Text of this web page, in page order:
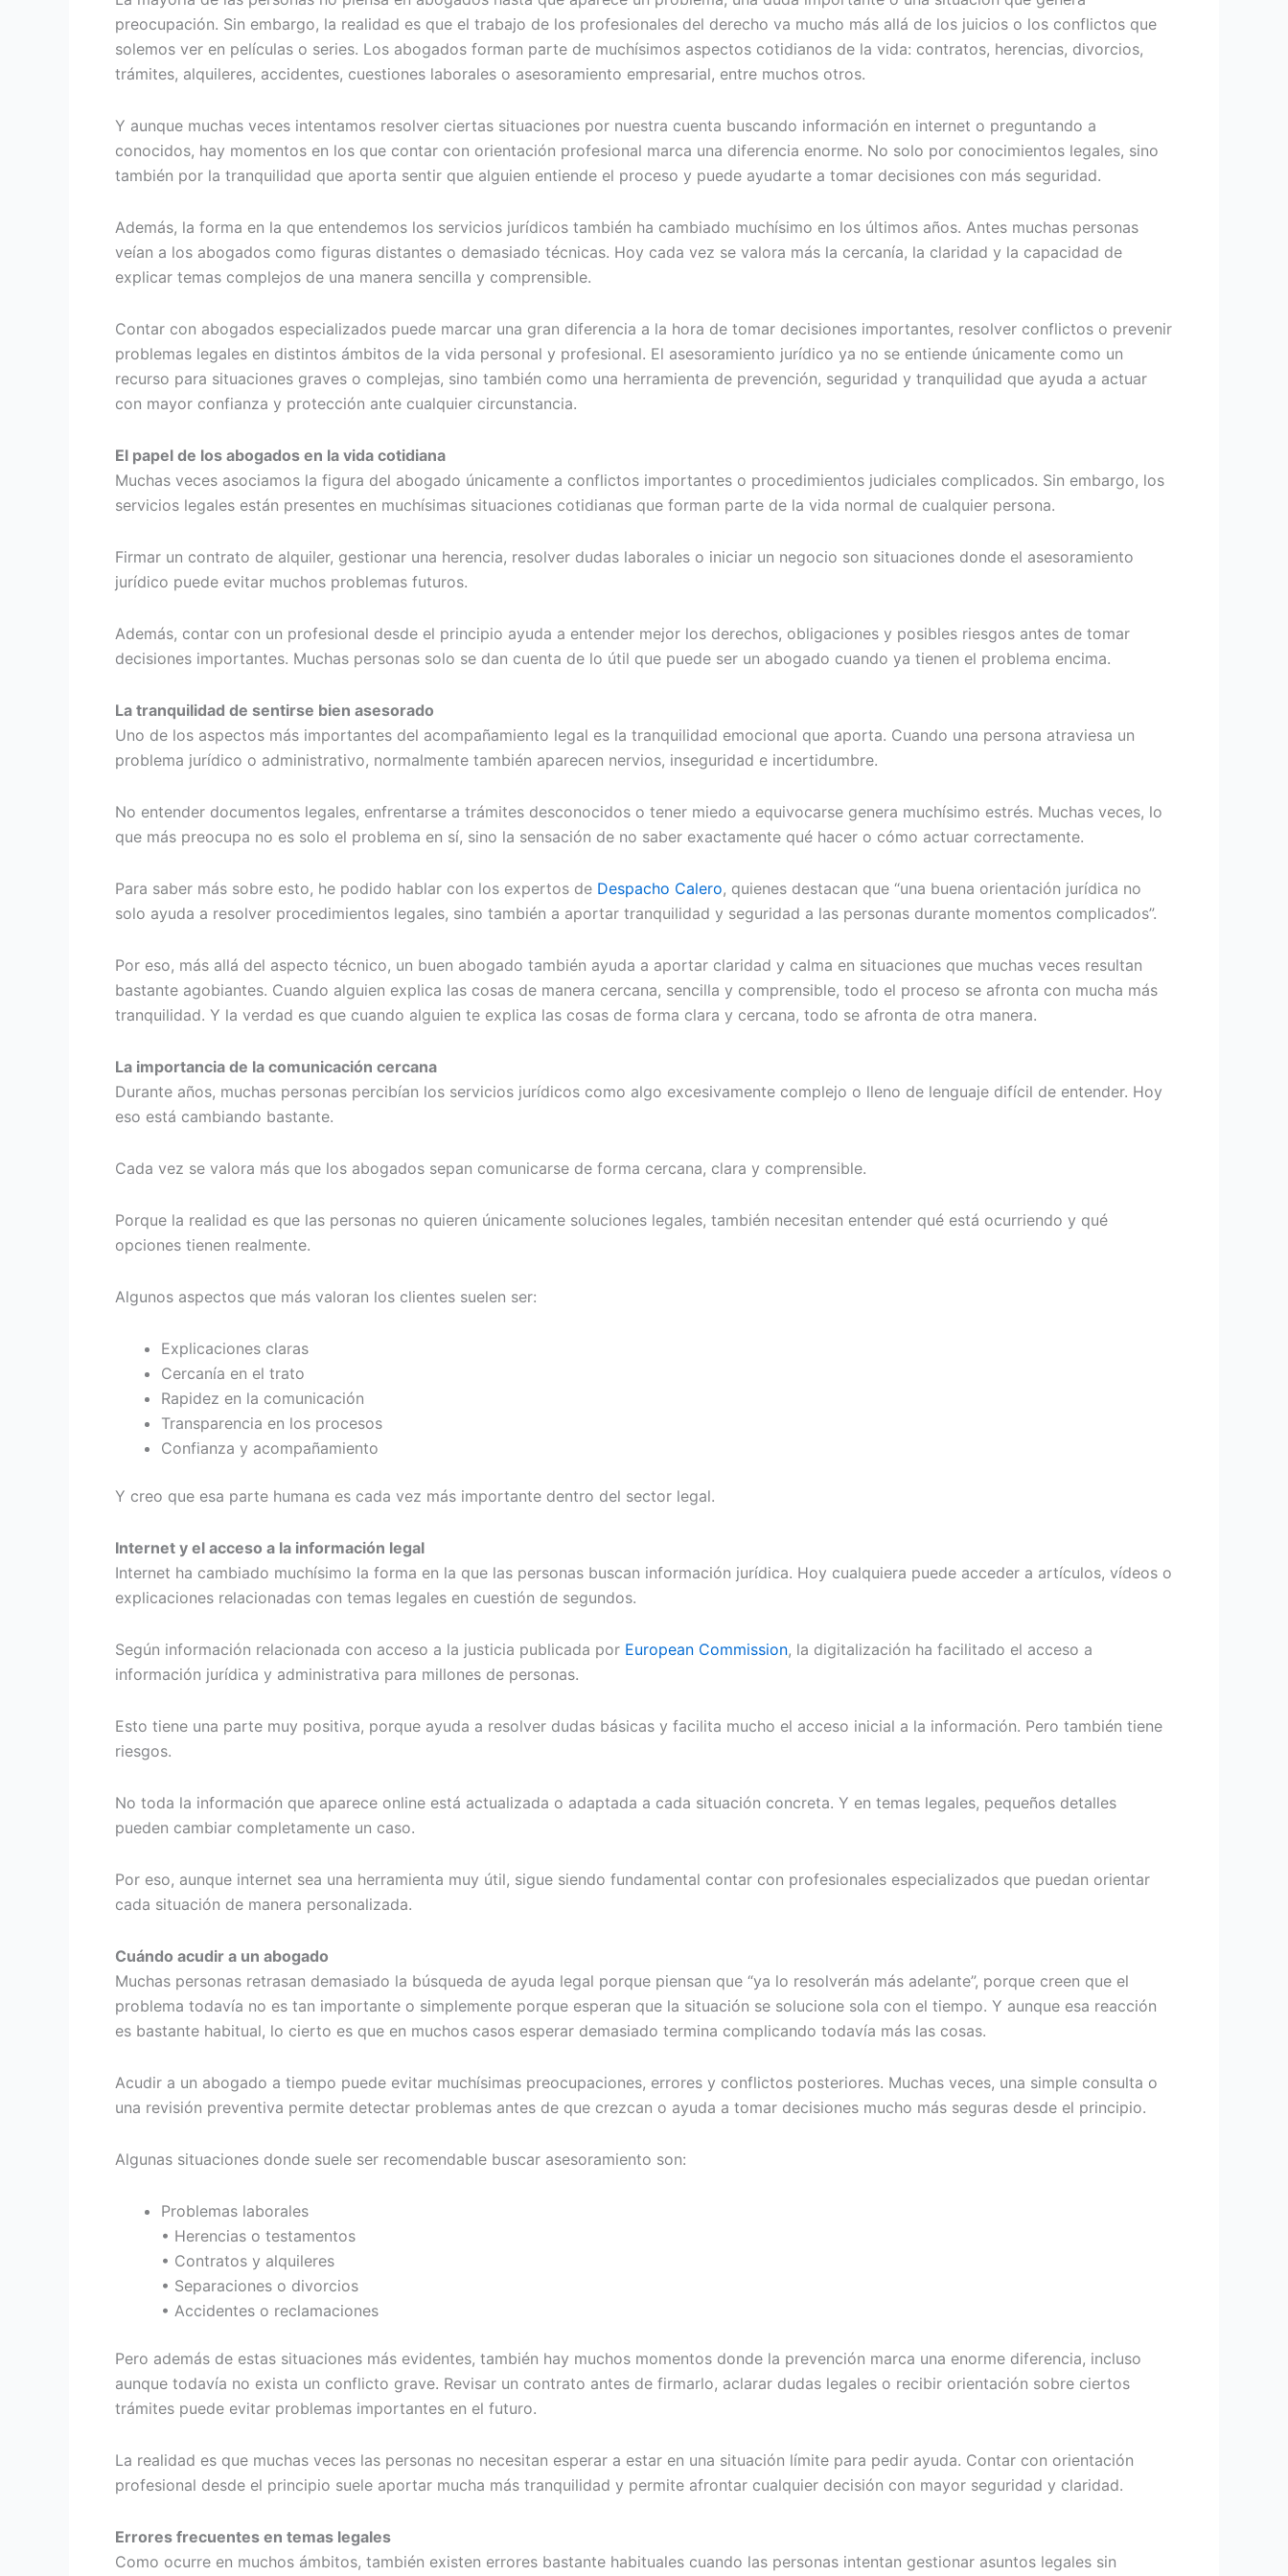
preocupación. Sin embargo, la realidad es que el trabajo de los profesionales del derecho va mucho más allá de los juicios o los conflictos que
solemos ver en películas o series. Los abogados forman parte de muchísimos aspectos cotidianos de la vida: contratos, herencias, divorcios,
trámites, alquileres, accidentes, cuestiones laborales o asesoramiento empresarial, entre muchos otros.
Y aunque muchas veces intentamos resolver ciertas situaciones por nuestra cuenta buscando información en internet o preguntando a
conocidos, hay momentos en los que contar con orientación profesional marca una diferencia enorme. No solo por conocimientos legales, sino
también por la tranquilidad que aporta sentir que alguien entiende el proceso y puede ayudarte a tomar decisiones con más seguridad.
Además, la forma en la que entendemos los servicios jurídicos también ha cambiado muchísimo en los últimos años. Antes muchas personas
veían a los abogados como figuras distantes o demasiado técnicas. Hoy cada vez se valora más la cercanía, la claridad y la capacidad de
explicar temas complejos de una manera sencilla y comprensible.
Contar con abogados especializados puede marcar una gran diferencia a la hora de tomar decisiones importantes, resolver conflictos o prevenir
problemas legales en distintos ámbitos de la vida personal y profesional. El asesoramiento jurídico ya no se entiende únicamente como un
recurso para situaciones graves o complejas, sino también como una herramienta de prevención, seguridad y tranquilidad que ayuda a actuar
con mayor confianza y protección ante cualquier circunstancia.
El papel de los abogados en la vida cotidiana
Muchas veces asociamos la figura del abogado únicamente a conflictos importantes o procedimientos judiciales complicados. Sin embargo, los
servicios legales están presentes en muchísimas situaciones cotidianas que forman parte de la vida normal de cualquier persona.
Firmar un contrato de alquiler, gestionar una herencia, resolver dudas laborales o iniciar un negocio son situaciones donde el asesoramiento
jurídico puede evitar muchos problemas futuros.
Además, contar con un profesional desde el principio ayuda a entender mejor los derechos, obligaciones y posibles riesgos antes de tomar
decisiones importantes. Muchas personas solo se dan cuenta de lo útil que puede ser un abogado cuando ya tienen el problema encima.
La tranquilidad de sentirse bien asesorado
Uno de los aspectos más importantes del acompañamiento legal es la tranquilidad emocional que aporta. Cuando una persona atraviesa un
problema jurídico o administrativo, normalmente también aparecen nervios, inseguridad e incertidumbre.
No entender documentos legales, enfrentarse a trámites desconocidos o tener miedo a equivocarse genera muchísimo estrés. Muchas veces, lo
que más preocupa no es solo el problema en sí, sino la sensación de no saber exactamente qué hacer o cómo actuar correctamente.
Para saber más sobre esto, he podido hablar con los expertos de Despacho Calero, quienes destacan que “una buena orientación jurídica no
solo ayuda a resolver procedimientos legales, sino también a aportar tranquilidad y seguridad a las personas durante momentos complicados”.
Por eso, más allá del aspecto técnico, un buen abogado también ayuda a aportar claridad y calma en situaciones que muchas veces resultan
bastante agobiantes. Cuando alguien explica las cosas de manera cercana, sencilla y comprensible, todo el proceso se afronta con mucha más
tranquilidad. Y la verdad es que cuando alguien te explica las cosas de forma clara y cercana, todo se afronta de otra manera.
La importancia de la comunicación cercana
Durante años, muchas personas percibían los servicios jurídicos como algo excesivamente complejo o lleno de lenguaje difícil de entender. Hoy
eso está cambiando bastante.
Cada vez se valora más que los abogados sepan comunicarse de forma cercana, clara y comprensible.
Porque la realidad es que las personas no quieren únicamente soluciones legales, también necesitan entender qué está ocurriendo y qué
opciones tienen realmente.
Algunos aspectos que más valoran los clientes suelen ser:
Explicaciones claras
Cercanía en el trato
Rapidez en la comunicación
Transparencia en los procesos
Confianza y acompañamiento
Y creo que esa parte humana es cada vez más importante dentro del sector legal.
Internet y el acceso a la información legal
Internet ha cambiado muchísimo la forma en la que las personas buscan información jurídica. Hoy cualquiera puede acceder a artículos, vídeos o
explicaciones relacionadas con temas legales en cuestión de segundos.
Según información relacionada con acceso a la justicia publicada por European Commission, la digitalización ha facilitado el acceso a
información jurídica y administrativa para millones de personas.
Esto tiene una parte muy positiva, porque ayuda a resolver dudas básicas y facilita mucho el acceso inicial a la información. Pero también tiene
riesgos.
No toda la información que aparece online está actualizada o adaptada a cada situación concreta. Y en temas legales, pequeños detalles
pueden cambiar completamente un caso.
Por eso, aunque internet sea una herramienta muy útil, sigue siendo fundamental contar con profesionales especializados que puedan orientar
cada situación de manera personalizada.
Cuándo acudir a un abogado
Muchas personas retrasan demasiado la búsqueda de ayuda legal porque piensan que “ya lo resolverán más adelante”, porque creen que el
problema todavía no es tan importante o simplemente porque esperan que la situación se solucione sola con el tiempo. Y aunque esa reacción
es bastante habitual, lo cierto es que en muchos casos esperar demasiado termina complicando todavía más las cosas.
Acudir a un abogado a tiempo puede evitar muchísimas preocupaciones, errores y conflictos posteriores. Muchas veces, una simple consulta o
una revisión preventiva permite detectar problemas antes de que crezcan o ayuda a tomar decisiones mucho más seguras desde el principio.
Algunas situaciones donde suele ser recomendable buscar asesoramiento son:
Problemas laborales
• Herencias o testamentos
• Contratos y alquileres
• Separaciones o divorcios
• Accidentes o reclamaciones
Pero además de estas situaciones más evidentes, también hay muchos momentos donde la prevención marca una enorme diferencia, incluso
aunque todavía no exista un conflicto grave. Revisar un contrato antes de firmarlo, aclarar dudas legales o recibir orientación sobre ciertos
trámites puede evitar problemas importantes en el futuro.
La realidad es que muchas veces las personas no necesitan esperar a estar en una situación límite para pedir ayuda. Contar con orientación
profesional desde el principio suele aportar mucha más tranquilidad y permite afrontar cualquier decisión con mayor seguridad y claridad.
Errores frecuentes en temas legales
Como ocurre en muchos ámbitos, también existen errores bastante habituales cuando las personas intentan gestionar asuntos legales sin